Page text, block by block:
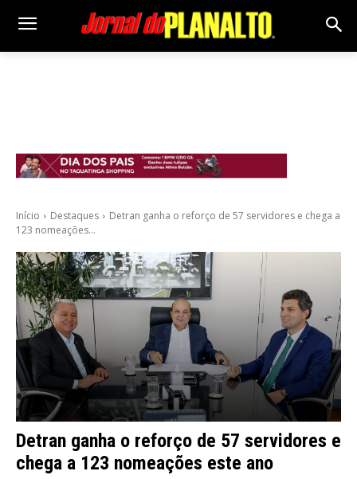
Início Destaques
Detran ganha o reforço de 57 servidores e chega a
123 nomeações...
Detran ganha o reforço de 57 servidores e
chega a 123 nomeações este ano